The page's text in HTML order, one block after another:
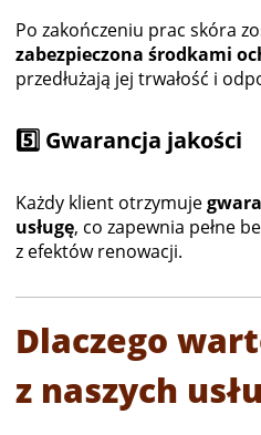
Po zakończeniu prac skóra
zabezpieczona środkami
przedłużają jej trwałość i
5️⃣ Gwarancja jakości
Każdy klient otrzymuje
usługę, co zapewnia pełne
z efektów renowacji.
Dlaczego
z naszych